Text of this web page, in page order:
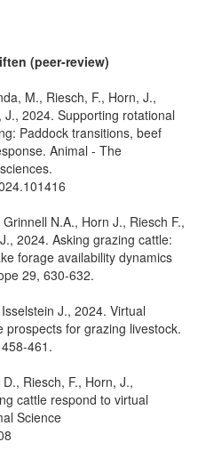
(peer-review)
M., Riesch, F., Horn, J.,
2024. Supporting rotational
Paddock transitions, beef
Animal - The
N.A., Horn J., Riesch F.,
2024. Asking grazing cattle:
forage availability dynamics
29, 630-632.
J., 2024. Virtual
for grazing livestock.
461.
Riesch, F., Horn, J.,
cattle respond to virtual
Science